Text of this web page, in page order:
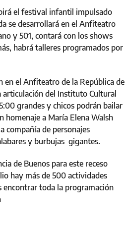
el festival infantil impulsado
se desarrollará en el Anfiteatro
y 501, contará con los shows
habrá talleres programados por
en el Anfiteatro de la República de
articulación del Instituto Cultural
grandes y chicos podrán bailar
homenaje a María Elena Walsh
compañía de personajes
y burbujas gigantes.
de Buenos para este receso
hay más de 500 actividades
encontrar toda la programación